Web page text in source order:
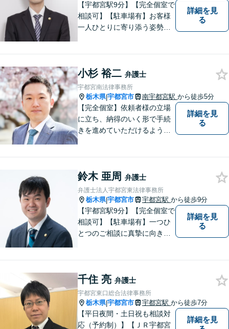
【宇都宮駅9分】【完全個室で
相談可】【駐車場有】お客様
一人ひとりに寄り添う姿勢を
ていただきます。「こんなこ
とを相談していいのかな」と
身構えずに、お気軽にご相談
ください。
詳細を見
る
小杉 裕二 弁護士
宇都宮南法律事務所
栃木県|宇都宮市 南宇都宮駅 から徒歩5分
【完全個室】依頼者様の立場
に立ち、納得のいく形で手続
きを進めていただけるよう、
識し、常に誠実で真摯な対応
を心掛けています。【南宇都
宮駅5分】
詳細を見
る
鈴木 亜周 弁護士
弁護士法人宇都宮東法律事務所
栃木県|宇都宮市 宇都宮駅 から徒歩9分
【宇都宮駅9分】【完全個室で
相談可】【駐車場有】一つひ
とつのご相談に真摯に向き合
も構いません。 まずはお気軽
にご相談ください。
詳細を見
る
千住 亮 弁護士
宇都宮東口総合法律事務所
栃木県|宇都宮市 宇都宮駅 から徒歩7分
【平日夜間・土日祝も相談対
応（予約制）】【ＪＲ宇都宮
詳細を見